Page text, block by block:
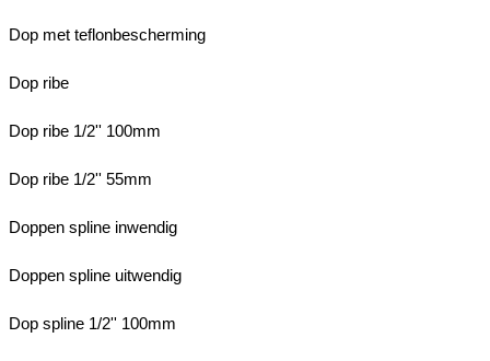
Dop met teflonbescherming
Dop ribe
Dop ribe 1/2'' 100mm
Dop ribe 1/2'' 55mm
Doppen spline inwendig
Doppen spline uitwendig
Dop spline 1/2'' 100mm